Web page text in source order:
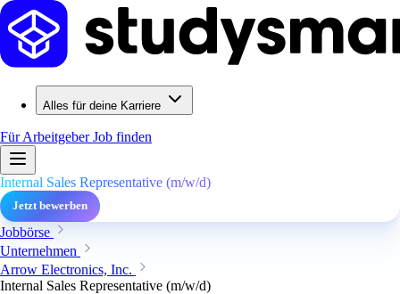
Alles für deine Karriere
Für ArbeitgeberJob finden
Internal Sales Representative (m/w/d)
Jetzt bewerben
Jobbörse
Unternehmen
Arrow Electronics, Inc.
Internal Sales Representative (m/w/d)